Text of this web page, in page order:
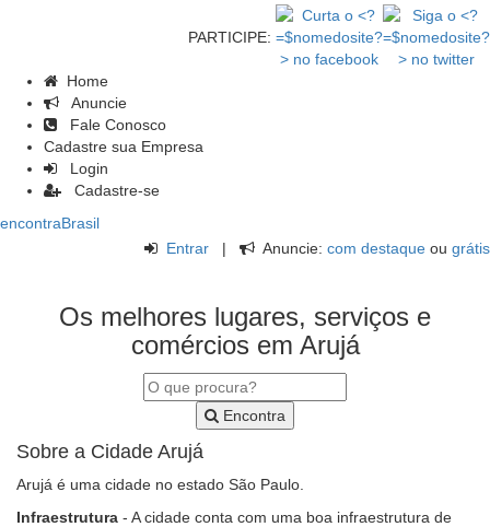
PARTICIPE:
Home
Anuncie
Fale Conosco
Cadastre sua Empresa
Login
Cadastre-se
encontraBrasil
Entrar | Anuncie: com destaque ou grátis
Os melhores lugares, serviços e
comércios em Arujá
Encontra
Sobre a Cidade Arujá
Arujá é uma cidade no estado São Paulo.
Infraestrutura - A cidade conta com uma boa infraestrutura de